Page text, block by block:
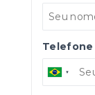
Telefone